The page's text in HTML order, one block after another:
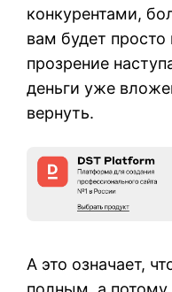
конкурентами,
вам будет
прозрение
деньги уже
вернуть.
А это означает,